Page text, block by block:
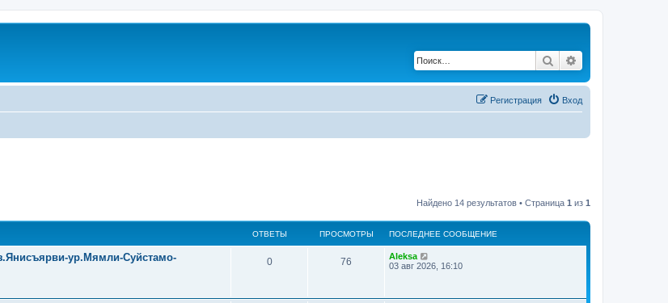
Поиск
Вход
Регистрация
Найдено 14 результатов • Страница 1 из 1
ОТВЕТЫ ПРОСМОТРЫ ПОСЛЕДНЕЕ СООБЩЕНИЕ
ур.Мямли-Суйстамо-
0 76
Aleksa
03 авг 2026, 16:10